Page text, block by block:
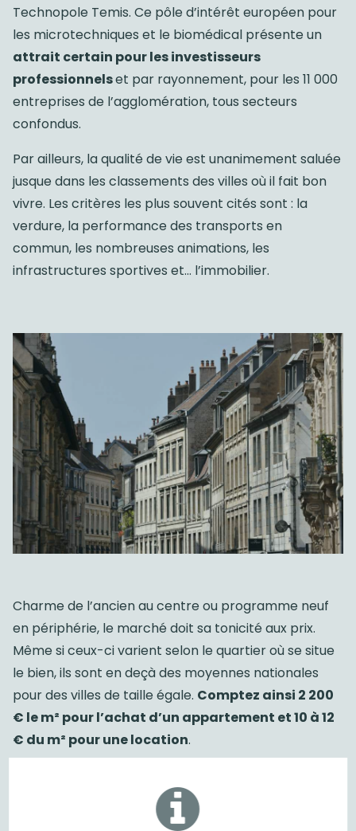
Technopole Temis. Ce pôle d’intérêt européen pour
les microtechniques et le biomédical présente un
attrait certain pour les investisseurs
professionnelset par rayonnement, pour les 11 000
entreprises de l’agglomération, tous secteurs
confondus.
Par ailleurs, la qualité de vie est unanimement saluée
jusque dans les classements des villes où il fait bon
vivre. Les critères les plus souvent cités sont : la
verdure, la performance des transports en
commun, les nombreuses animations, les
infrastructures sportives et… l’immobilier.
Charme de l’ancien au centre ou programme neuf
en périphérie, le marché doit sa tonicité aux prix.
Même si ceux-ci varient selon le quartier où se situe
le bien, ils sont en deçà des moyennes nationales
pour des villes de taille égale. Comptez ainsi 2 200
€ le m² pour l’achat d’un appartement et 10 à 12
€ du m² pour une location.
décision d’acheter un appartement peut être
judicieuse pour loger son enfant, surtout s’il envisage